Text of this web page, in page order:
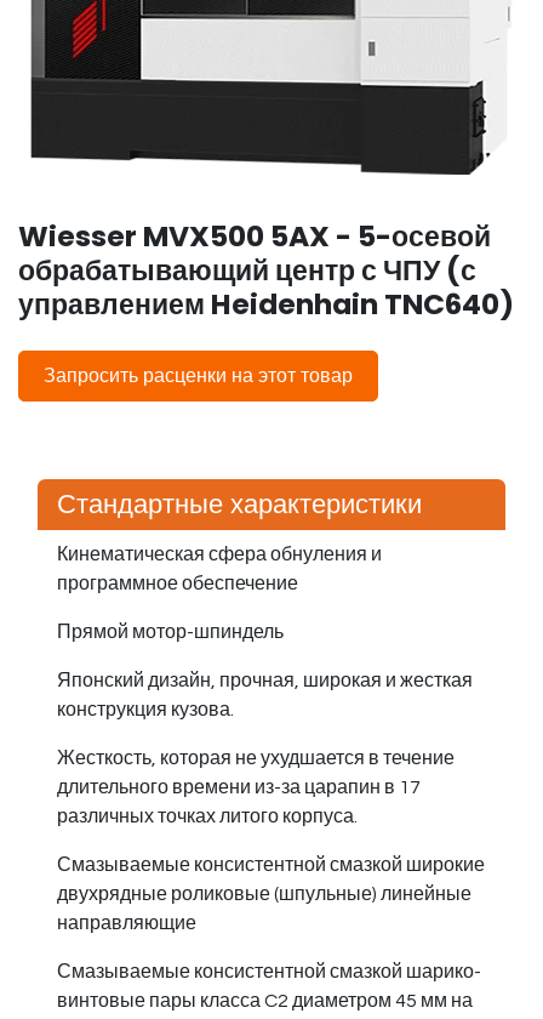
Wiesser MVX500 5AX - 5-осевой
обрабатывающий центр с ЧПУ (с
управлением Heidenhain TNC640)
Запросить расценки на этот товар
Стандартные характеристики
Кинематическая сфера обнуления и
программное обеспечение
Прямой мотор-шпиндель
Японский дизайн, прочная, широкая и жесткая
конструкция кузова.
Жесткость, которая не ухудшается в течение
длительного времени из-за царапин в 17
различных точках литого корпуса.
Смазываемые консистентной смазкой широкие
двухрядные роликовые (шпульные) линейные
направляющие
Смазываемые консистентной смазкой шарико-
винтовые пары класса C2 диаметром 45 мм на